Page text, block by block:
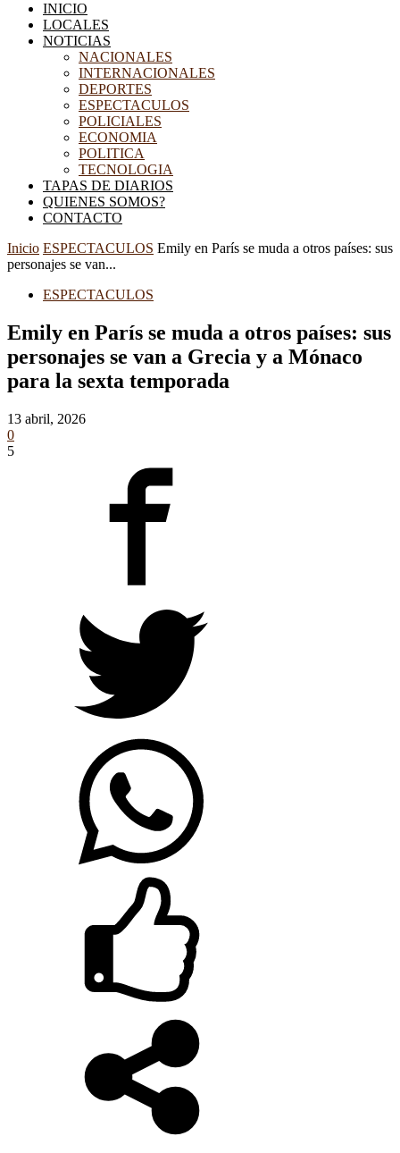
INICIO
LOCALES
NOTICIAS
NACIONALES
INTERNACIONALES
DEPORTES
ESPECTACULOS
POLICIALES
ECONOMIA
POLITICA
TECNOLOGIA
TAPAS DE DIARIOS
QUIENES SOMOS?
CONTACTO
Inicio ESPECTACULOS Emily en París se muda a otros países: sus
personajes se van...
ESPECTACULOS
Emily en París se muda a otros países: sus
personajes se van a Grecia y a Mónaco
para la sexta temporada
13 abril, 2026
0
5